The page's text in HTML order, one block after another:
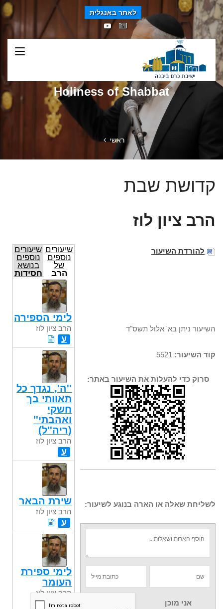
לאתר באנגלית
Holiness of Shabbat
ראשי
קדושת שבת
הרב ציון לוז
להורדת השיעור
השיעור ניתן בא' אלול תשס"ד
קוד השיעור:
סרוק כדי להעלות את השיעור באתר:
לשליחת שאלה או הארה בנוגע לשיעור:
אני מוכן
שיעורים
נוספים
של
הרב
ציון לוז
שיעורים
נוספים
בנושא
חסידות
לימי הספירה
הרב ציון לוז
ע
''ה', נגדך כל
תאוותי בך
חשקי
ואהבתי''
(ריה''ל)
הרב ציון לוז
ע
שירת הבאר
הרב ציון לוז
ע
לימי ספירת
העומר
הרב ציון לוז
ע